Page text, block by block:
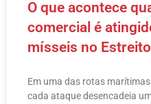
O que acontece
comercial é
mísseis no
Em uma das rotas
cada ataque desencadeia